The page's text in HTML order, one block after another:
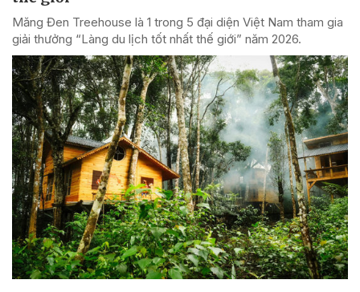
Măng Đen Treehouse là 1 trong 5 đại diện Việt Nam tham gia
giải thưởng “Làng du lịch tốt nhất thế giới” năm 2026.